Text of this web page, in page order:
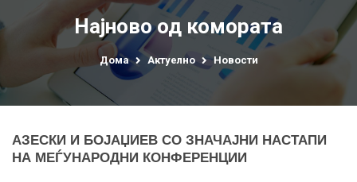
Најново од комората
Дома Актуелно Новости
АЗЕСКИ И БОЈАЏИЕВ СО ЗНАЧАЈНИ НАСТАПИ
НА МЕЃУНАРОДНИ КОНФЕРЕНЦИИ